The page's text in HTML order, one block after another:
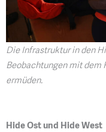
Die Infrastruktur in den
Beobachtungen mit dem
ermüden.
Hide Ost und Hide West